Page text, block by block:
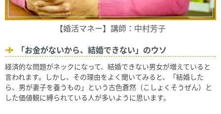
【婚活マネー】講師：中村芳子
「お金がないから、結婚できない」のウソ
経済的な問題がネックになって、結婚できない男女が増えていると
言われます。しかし、その理由をよく聞いてみると、「結婚した
ら、男が妻子を養うもの」という古色蒼然（こしょくそうぜん）と
した価値観に縛られている人が多いように思います。